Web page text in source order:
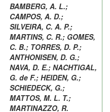
BAMBERG, A. L.;
CAMPOS, A. D.;
SILVEIRA, C. A. P.;
MARTINS, C. R.; GOMES,
C. B.; TORRES, D. P.;
ANTHONISEN, D. G.;
NAVA, D. E.; NACHTIGAL,
G. de F.; HEIDEN, G.;
SCHIEDECK, G.;
MATTOS, M. L. T.;
MARTINAZZO, R.